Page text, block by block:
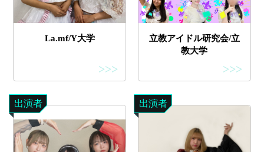
La.mf/Y大学
>>>
立教アイドル研究会/立
教大学
>>>
出演者 出演者